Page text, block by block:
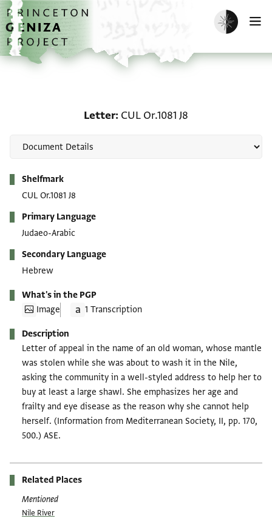
Skip to main content
home
Enable dark
Letter CUL Or.1081 J8
Shelfmark
CUL Or.1081 J8
Primary Language
Judaeo-Arabic
Secondary Language
Hebrew
What's in the PGP
Image
1 Transcription
Description
Letter of appeal in the name of an old woman, whose mantle
was stolen while she was about to wash it in the Nile,
asking the community in a well-styled address to help her to
buy at least a large shawl. She emphasizes her age and
frailty and eye disease as the reason why she cannot help
herself. (Information from Mediterranean Society, II, pp. 170,
500.) ASE.
Related Places
Mentioned
Nile River